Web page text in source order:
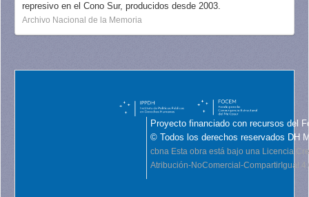
represivo en el Cono Sur, producidos desde 2003.
Archivo Nacional de la Memoria
Proyecto financiado con recursos del
© Todos los derechos reservados DH
cbna Esta obra está bajo una Licencia
Atribución-NoComercial-CompartirIgual